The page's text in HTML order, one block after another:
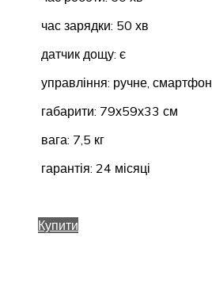
час зарядки: 50 хв
датчик дощу: є
управління: ручне, смартфон
габарити: 79х59х33 см
вага: 7,5 кг
гарантія: 24 місяці
Купити